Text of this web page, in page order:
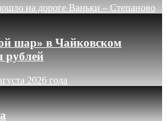
на дороге Ваньки – Степаново
шар» в Чайковском
рублей
2026 года